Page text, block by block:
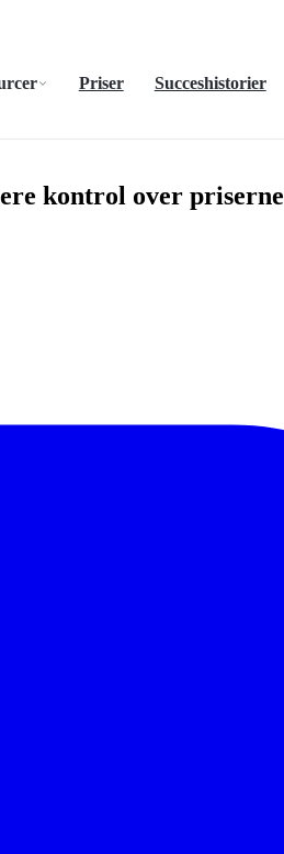
Priser Succeshistorier
kontrol over priserne